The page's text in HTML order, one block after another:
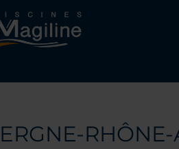
RHÔNE-